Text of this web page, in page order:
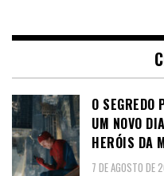
O
UM NOVO
HERÓIS DA
7 DE AGOSTO DE